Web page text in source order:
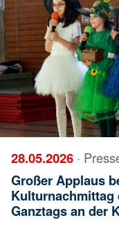
28.05.2026 ·
Großer Applaus
Kulturnachmittag
Ganztags an der